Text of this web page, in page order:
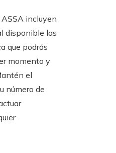
ASSA incluyen
disponible las
que podrás
momento y
el
número de